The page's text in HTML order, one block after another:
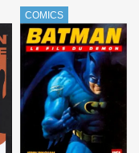
COMICS